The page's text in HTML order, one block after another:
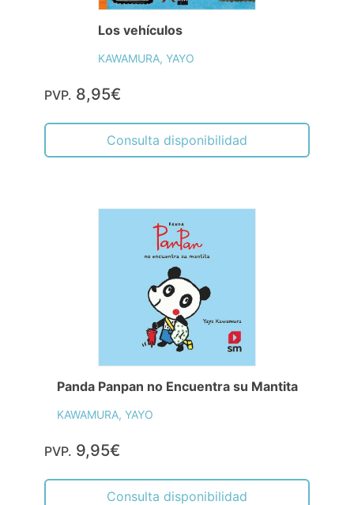
Los vehículos
KAWAMURA, YAYO
PVP. 8,95€
Consulta disponibilidad
Panda Panpan no Encuentra su Mantita
KAWAMURA, YAYO
PVP. 9,95€
Consulta disponibilidad